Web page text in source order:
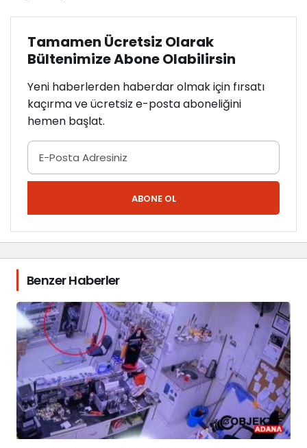
Tamamen Ücretsiz Olarak
Bültenimize Abone Olabilirsin
Yeni haberlerden haberdar olmak için fırsatı
kaçırma ve ücretsiz e-posta aboneliğini
hemen başlat.
ABONE OL
Benzer Haberler